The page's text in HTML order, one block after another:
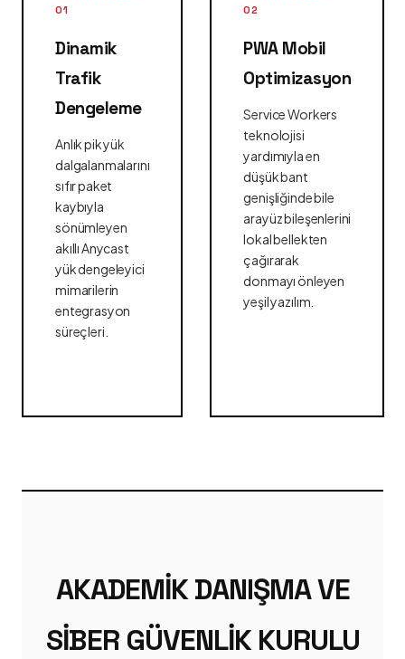
01
Dinamik
Trafik
Dengeleme
Anlık pik yük
dalgalanmalarını
sıfır paket
kaybıyla
sönümleyen
akıllı Anycast
yük dengeleyici
mimarilerin
entegrasyon
süreçleri.
02
PWA Mobil
Optimizasyon
Service Workers
teknolojisi
yardımıyla en
düşük bant
genişliğinde bile
arayüz bileşenlerini
lokal bellekten
çağırarak
donmayı önleyen
yeşil yazılım.
AKADEMIK DANIŞMA VE
SIBER GÜVENLIK KURULU